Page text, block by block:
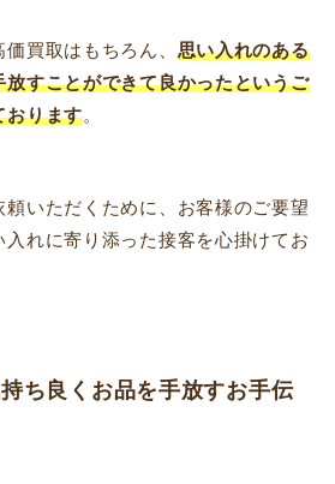
買取はもちろん、 思い入れのある
放すことができて良かったというご
おります。
いただくために、お客様のご要望
れに寄り添った接客を心掛けてお
ち良くお品を手放すお手伝